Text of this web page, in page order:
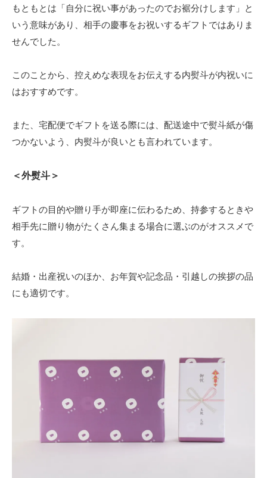
もともとは「自分に祝い事があったのでお裾分けします」と
いう意味があり、相手の慶事をお祝いするギフトではありま
せんでした。
このことから、控えめな表現をお伝えする内熨斗が内祝いに
はおすすめです。
また、宅配便でギフトを送る際には、配送途中で熨斗紙が傷
つかないよう、内熨斗が良いとも言われています。
＜外熨斗＞
ギフトの目的や贈り手が即座に伝わるため、持参するときや
相手先に贈り物がたくさん集まる場合に選ぶのがオススメで
す。
結婚・出産祝いのほか、お年賀や記念品・引越しの挨拶の品
にも適切です。